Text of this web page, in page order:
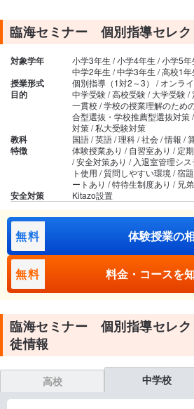
臨海セミナー 個別指導セレク
対象学年
小学3年生 / 小学4年生 / 小学5
中学2年生 / 中学3年生 / 高校1
授業形式 個別指導（1対2～3） / オンラ
目的
中学受験 / 高校受験 / 大学受験
一貫校 / 学校の授業理解のため
合型選抜・学校推薦型選抜対策
対策 / 私大受験対策
教科 国語 / 英語 / 理科 / 社会 / 情報 /
特徴
体験授業あり / 自習室あり / 定
/ 安全対策あり / 入退室管理シ
ト使用 / 質問しやすい環境 / 宿
ートあり / 特待生制度あり / 兄
安全対策 Kitazo設置
無料 体験授業の
無料 料金・コースを
臨海セミナー 個別指導セレク
徒情報
高校 中学校